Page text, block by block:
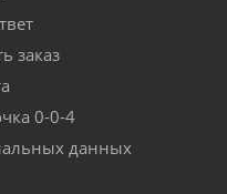
заказ
0-0-4
данных